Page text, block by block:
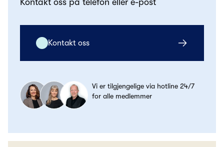
Kontakt oss på telefon eller e-post
Kontakt oss
Vi er tilgjengelige via hotline 24/7
for alle medlemmer